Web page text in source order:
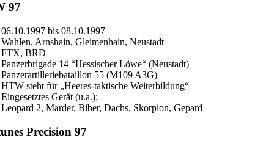
97
06.10.1997 bis 08.10.1997
Wahlen, Arnshain, Gleimenhain, Neustadt
FTX, BRD
Panzerbrigade 14 “Hessischer Löwe“ (Neustadt)
Panzerartilleriebataillon 55 (M109 A3G)
HTW steht für „Heeres-taktische Weiterbildung“
Eingesetztes Gerät (u.a.):
Leopard 2, Marder, Biber, Dachs, Skorpion, Gepard
Precision 97